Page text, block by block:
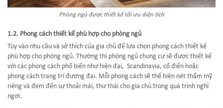
Phòng ngủ được thiết kế tối ưu diện tích
1.2. Phong cách thiết kế phù hợp cho phòng ngủ
Tùy vào nhu cầu và sở thích của gia chủ để lựa chọn phong cách thiết kế
phù hợp cho phòng ngủ. Thường thì phòng ngủ chung cư sẽ được thiết kế
với các phong cách phổ biến như hiện đại, Scandinavia, cổ điển hoặc
phong cách trang trí đương đại. Mỗi phong cách sẽ thể hiện nét thẩm mỹ
riêng và đem đến sự thoải mái, thư thái cho gia chủ trong quá trình nghỉ
ngơi.